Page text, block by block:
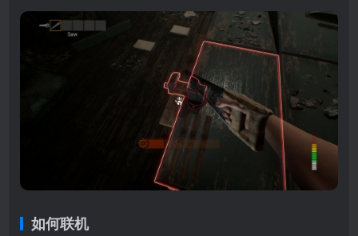
如何联机